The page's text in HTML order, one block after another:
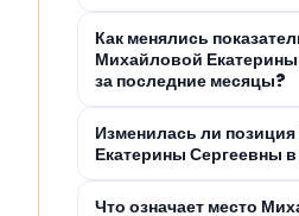
Как менялись
Михайловой
за последние месяцы?
Изменилась ли
Екатерины Сергеевны в
Что означает место